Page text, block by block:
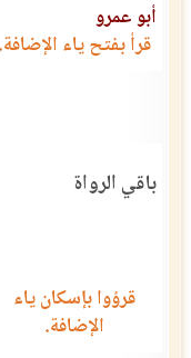
أبو عمرو
قرأ بفتح ياء الإضافة.
باقي الرواة
قرؤوا بإسكان ياء
الإضافة.